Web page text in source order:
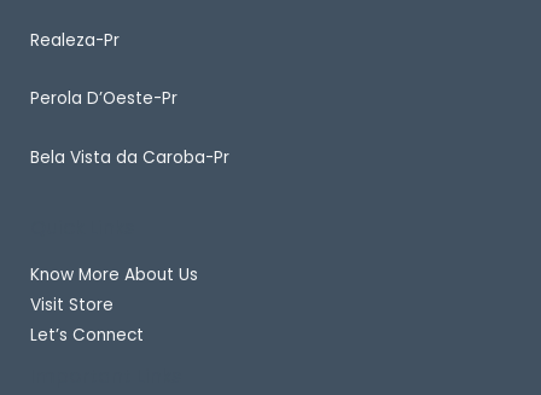
Realeza-Pr
Perola D’Oeste-Pr
Bela Vista da Caroba-Pr
Know More About Us
Visit Store
Let’s Connect